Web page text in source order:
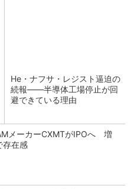
He・ナフサ・レジスト逼迫の
続報――半導体工場停止が回
避できている理由
メーカーCXMTがIPOへ 増
存在感